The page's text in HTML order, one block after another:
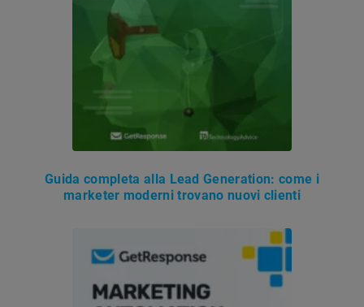
Guida completa alla Lead Generation: come i
marketer moderni trovano nuovi clienti